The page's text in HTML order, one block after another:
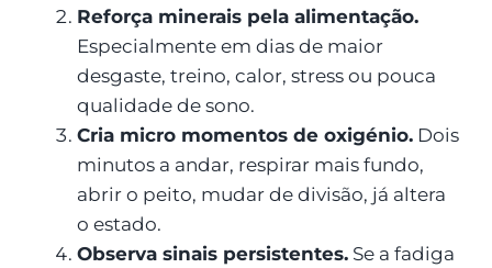
Reforça minerais pela alimentação.
Especialmente em dias de maior
desgaste, treino, calor, stress ou pouca
qualidade de sono.
Cria micro momentos de oxigénio.Dois
minutos a andar, respirar mais fundo,
abrir o peito, mudar de divisão, já altera
o estado.
Observa sinais persistentes.Se a fadiga